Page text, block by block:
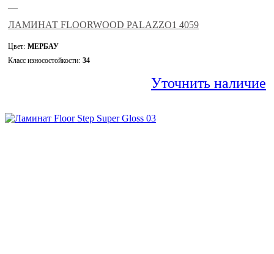
—
ЛАМИНАТ FLOORWOOD PALAZZO1 4059
Цвет: МЕРБАУ
Класс износостойкости: 34
Уточнить наличие